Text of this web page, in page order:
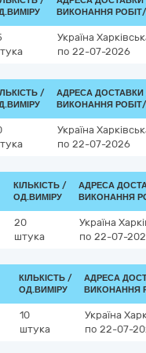
ВИКОНАННЯ
Україна
по 22-07-2026
/
АДРЕСА
ВИКОНАННЯ
Україна
по 22-07-2026
КІЛЬКІСТЬ /
ОД.ВИМІРУ
АДРЕСА
ВИКОНАННЯ
20
штука
Україна
по 22-07-
КІЛЬКІСТЬ /
ОД.ВИМІРУ
АДРЕСА
ВИКОНАННЯ
10
штука
Україна
по 22-07-